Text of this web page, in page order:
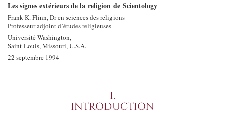
Les signes extérieurs de la religion de Scientology
Frank K. Flinn, Dr en sciences des religions
Professeur adjoint d’études religieuses
Université Washington,
Saint-Louis, Missouri, U.S.A.
22 septembre 1994
I.
INTRODUCTION